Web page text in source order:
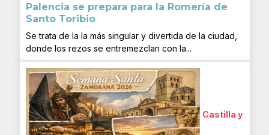
Palencia se prepara para la Romería de
Santo Toribio
Se trata de la la más singular y divertida de la ciudad,
donde los rezos se entremezclan con la...
Castilla y